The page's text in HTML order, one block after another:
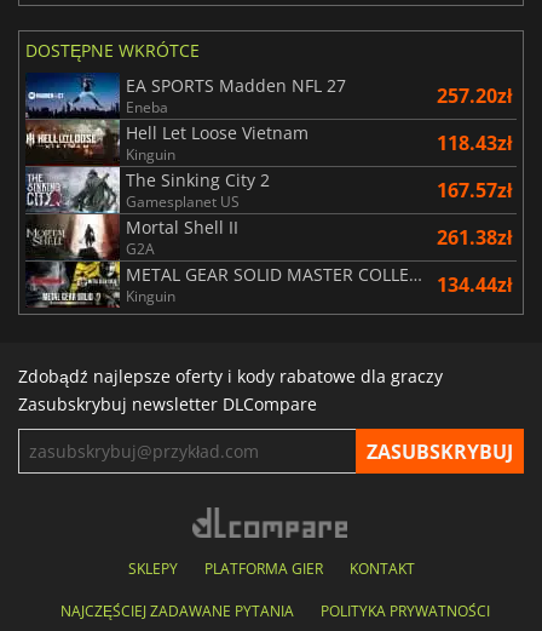
DOSTĘPNE WKRÓTCE
EA SPORTS Madden NFL 27
Eneba 257.20zł
Hell Let Loose Vietnam
Kinguin 118.43zł
The Sinking City 2
Gamesplanet US 167.57zł
Mortal Shell II
G2A 261.38zł
METAL GEAR SOLID MASTER COLLECTION Vol.2
Kinguin 134.44zł
Zdobądź najlepsze oferty i kody rabatowe dla graczy
Zasubskrybuj newsletter DLCompare
SKLEPY PLATFORMA GIER KONTAKT
NAJCZĘŚCIEJ ZADAWANE PYTANIA POLITYKA PRYWATNOŚCI